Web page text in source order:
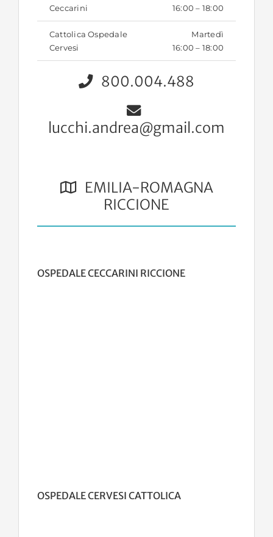
Ceccarini
16:00 – 18:00
Cattolica Ospedale
Cervesi
Martedì
16:00 – 18:00
800.004.488
lucchi.andrea@gmail.com
EMILIA-ROMAGNA
RICCIONE
OSPEDALE CECCARINI RICCIONE
OSPEDALE CERVESI CATTOLICA